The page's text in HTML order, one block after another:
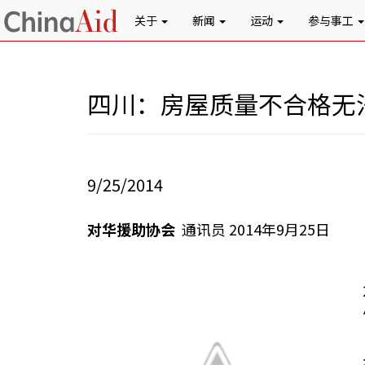
关于 新闻 运动 参与事工
四川：房屋质量不合格
9/25/2014
对华援助协会 通讯员 2014年9月25日